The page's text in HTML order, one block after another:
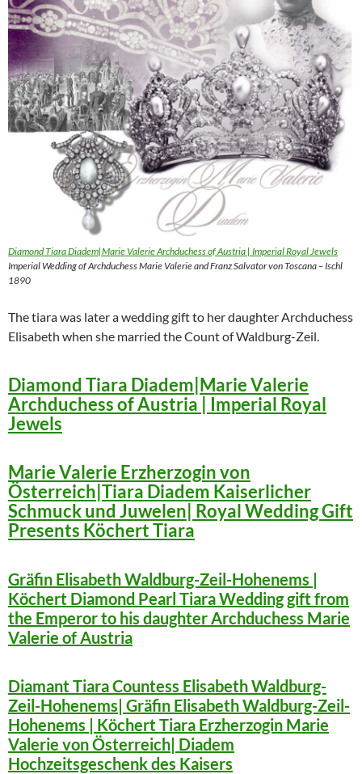
Diamond Tiara Diadem|Marie Valerie Archduchess of Austria | Imperial Royal Jewels
Imperial Wedding of Archduchess Marie Valerie and Franz Salvator von Toscana – Ischl
1890
The tiara was later a wedding gift to her daughter Archduchess
Elisabeth when she married the Count of Waldburg-Zeil.
Diamond Tiara Diadem|Marie Valerie
Archduchess of Austria | Imperial Royal
Jewels
Marie Valerie Erzherzogin von
Österreich|Tiara Diadem Kaiserlicher
Schmuck und Juwelen| Royal Wedding Gift
Presents Köchert Tiara
Gräfin Elisabeth Waldburg-Zeil-Hohenems |
Köchert Diamond Pearl Tiara Wedding gift from
the Emperor to his daughter Archduchess Marie
Valerie of Austria
Diamant Tiara Countess Elisabeth Waldburg-
Zeil-Hohenems| Gräfin Elisabeth Waldburg-Zeil-
Hohenems | Köchert Tiara Erzherzogin Marie
Valerie von Österreich| Diadem
Hochzeitsgeschenk des Kaisers